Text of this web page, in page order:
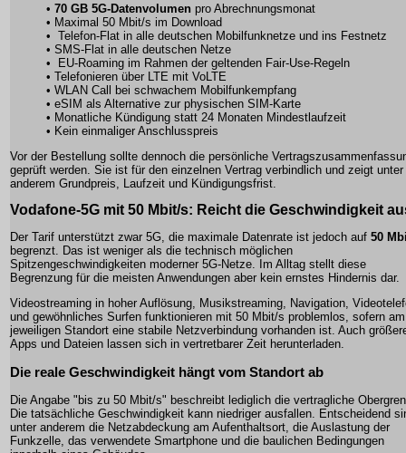
• 70 GB 5G-Datenvolumen pro Abrechnungsmonat
• Maximal 50 Mbit/s im Download
• Telefon-Flat in alle deutschen Mobilfunknetze und ins Festnetz
• SMS-Flat in alle deutschen Netze
• EU-Roaming im Rahmen der geltenden Fair-Use-Regeln
• Telefonieren über LTE mit VoLTE
• WLAN Call bei schwachem Mobilfunkempfang
• eSIM als Alternative zur physischen SIM-Karte
• Monatliche Kündigung statt 24 Monaten Mindestlaufzeit
• Kein einmaliger Anschlusspreis
Vor der Bestellung sollte dennoch die persönliche
geprüft werden. Sie ist für den einzelnen Vertrag verbindlich und zeigt unter
anderem Grundpreis, Laufzeit und Kündigungsfrist.
Vodafone-5G mit 50 Mbit/s: Reicht die Geschwindigkeit
Der Tarif unterstützt zwar 5G, die maximale Datenrate ist jedoch auf 50
begrenzt. Das ist weniger als die technisch möglichen
Spitzengeschwindigkeiten moderner 5G-Netze. Im Alltag stellt diese
Begrenzung für die meisten Anwendungen aber kein ernstes Hindernis dar.
Videostreaming in hoher Auflösung, Musikstreaming, Navigation,
und gewöhnliches Surfen funktionieren mit 50 Mbit/s problemlos, sofern am
jeweiligen Standort eine stabile Netzverbindung vorhanden ist. Auch
Apps und Dateien lassen sich in vertretbarer Zeit herunterladen.
Die reale Geschwindigkeit hängt vom Standort ab
Die Angabe "bis zu 50 Mbit/s" beschreibt lediglich die vertragliche
Die tatsächliche Geschwindigkeit kann niedriger ausfallen. Entscheidend
unter anderem die Netzabdeckung am Aufenthaltsort, die Auslastung der
Funkzelle, das verwendete Smartphone und die baulichen Bedingungen